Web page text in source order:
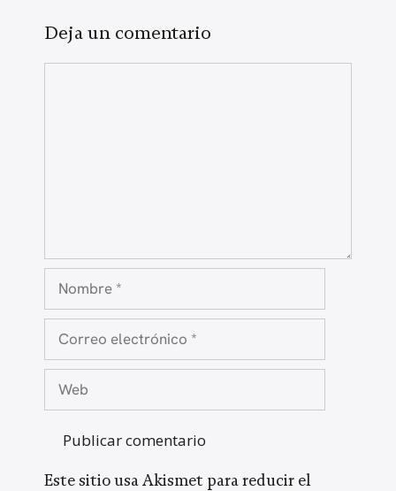
Deja un comentario
electrónico
Este sitio usa Akismet para reducir el